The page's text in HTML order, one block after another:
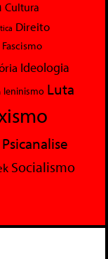
Cultura
Direito
Fascismo
Ideologia
leninismo Luta
Psicanalise
Socialismo